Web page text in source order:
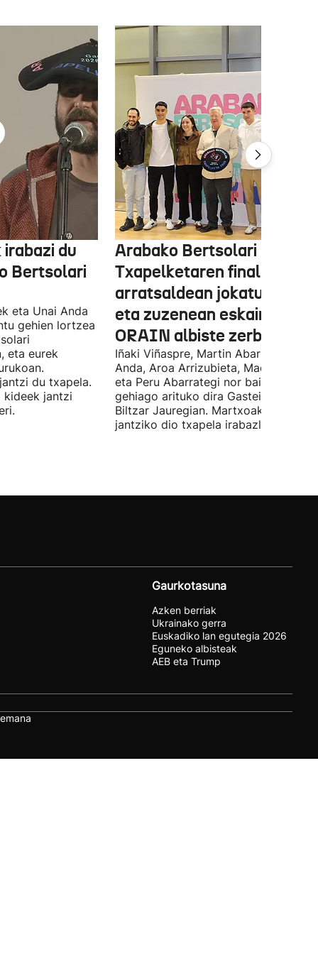
du
Bertsolari
eta Unai Anda
gehien lortzea
eta eurek
du txapela.
jantzi
Arabako Bertsolari
Txapelketaren finala gaur
arratsaldean jokatuko da
eta zuzenean eskainiko du
ORAIN albiste zerbitzuak
Iñaki Viñaspre, Martin Abarrategi,
Anda, Aroa Arrizubieta, Maddi Agirre
eta Peru Abarrategi nor baino nor
gehiago arituko dira Gasteizen,
Biltzar Jauregian. Martxoak 3
jantziko dio txapela irabazleari.
Gaurkotasuna
Azken berriak
Ukrainako gerra
Euskadiko lan egutegia 2026
Eguneko albisteak
AEB eta Trump